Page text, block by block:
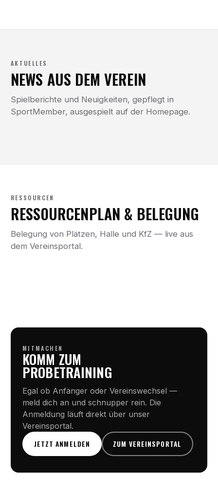
AKTUELLES
NEWS AUS DEM VEREIN
Spielberichte und Neuigkeiten, gepflegt in
SportMember, ausgespielt auf der Homepage.
RESSOURCEN
RESSOURCENPLAN & BELEGUNG
Belegung von Plätzen, Halle und KfZ — live aus
dem Vereinsportal.
MITMACHEN
KOMM ZUM
PROBETRAINING
Egal ob Anfänger oder Vereinswechsel —
meld dich an und schnupper rein. Die
Anmeldung läuft direkt über unser
Vereinsportal.
JETZT ANMELDEN
ZUM VEREINSPORTAL